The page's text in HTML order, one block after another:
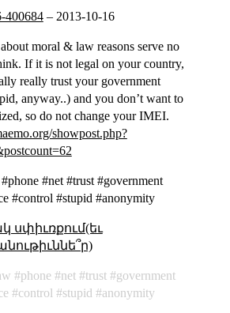
400684– 2013-10-16
moral & law reasons serve no
If it is not legal on your country,
really trust your government
anyway..) and you don’t want to
so do not change your IMEI.
showpost.php?
#net #trust #government
#control #stupid #anonymity
սփիւռքում(եւ
phone net trust
government
control stupid anonymity